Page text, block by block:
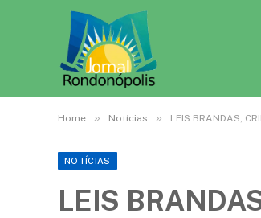
Home » Notícias » LEIS BRANDAS,
NOTÍCIAS
LEIS